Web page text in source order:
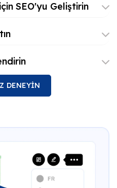
SEO'yu Geliştirin
DENEYİN